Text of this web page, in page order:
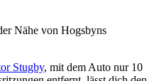
Nähe von Hogsbyns
Stugby, mit dem Auto nur 10